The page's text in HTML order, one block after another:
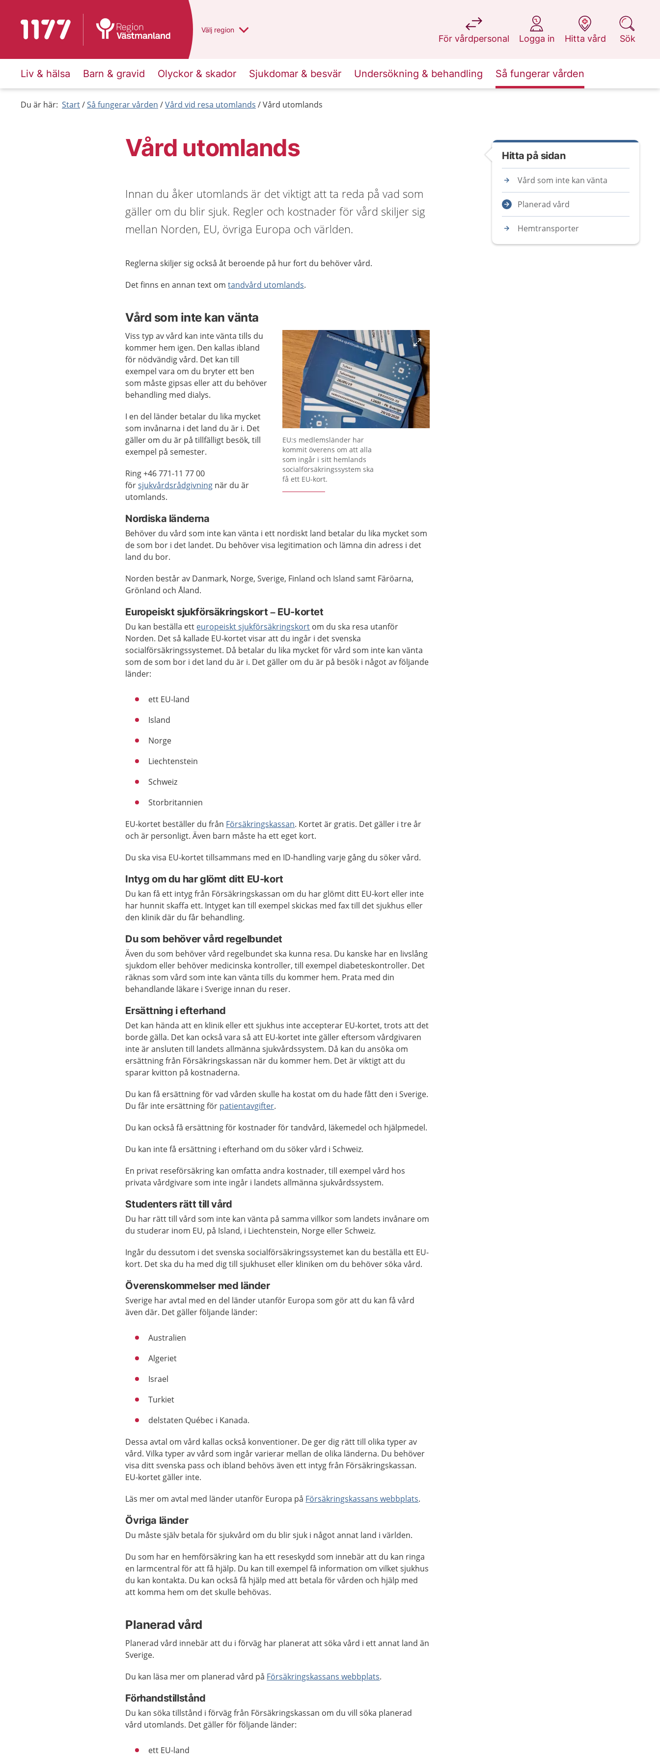
Till startsidan för 1177 Du har valt region
Välj en annan
region
För vårdpersonal
på 1177.se
Logga in
på 1177.se
Hitta vård
på 1177.se
Sök
på 1177.se
Liv & hälsa Barn & gravid Olyckor & skador Sjukdomar & besvär Undersökning & behandling Så fungerar vården
Du är här: Start Så fungerar vården Vård vid resa utomlands Vård utomlands
Vård utomlands
Innan du åker utomlands är det viktigt att ta reda på vad som
gäller om du blir sjuk. Regler och kostnader för vård skiljer sig
mellan Norden, EU, övriga Europa och världen.
Reglerna skiljer sig också åt beroende på hur fort du behöver vård.
Det finns en annan text omtandvård utomlands.
Vård som inte kan vänta
Förstora bilden
EU:s medlemsländer har
kommit överens om att alla
som ingår i sitt hemlands
socialförsäkringssystem ska
få ett EU-kort.
Viss typ av vård kan inte vänta tills du
kommer hem igen. Den kallas ibland
för nödvändig vård. Det kan till
exempel vara om du bryter ett ben
som måste gipsas eller att du behöver
behandling med dialys.
I en del länder betalar du lika mycket
som invånarna i det land du är i. Det
gäller om du är på tillfälligt besök, till
exempel på semester.
Ring +46 771-11 77 00
försjukvårdsrådgivning när du är
utomlands.
Nordiska länderna
Behöver du vård som inte kan vänta i ett nordiskt land betalar du lika mycket som
de som bor i det landet. Du behöver visa legitimation och lämna din adress i det
land du bor.
Norden består av Danmark, Norge, Sverige, Finland och Island samt Färöarna,
Grönland och Åland.
Europeiskt sjukförsäkringskort – EU-kortet
Du kan beställa ett europeiskt sjukförsäkringskort om du ska resa utanför
Norden. Det så kallade EU-kortet visar att du ingår i det svenska
socialförsäkringssystemet. Då betalar du lika mycket för vård som inte kan vänta
som de som bor i det land du är i. Det gäller om du är på besök i något av följande
länder:
ett EU-land
Island
Norge
Liechtenstein
Schweiz
Storbritannien
EU-kortet beställer du från Försäkringskassan. Kortet är gratis. Det gäller i tre år
och är personligt. Även barn måste ha ett eget kort.
Du ska visa EU-kortet tillsammans med en ID-handling varje gång du söker vård.
Intyg om du har glömt ditt EU-kort
Du kan få ett intyg från Försäkringskassan om du har glömt ditt EU-kort eller inte
har hunnit skaffa ett. Intyget kan till exempel skickas med fax till det sjukhus eller
den klinik där du får behandling.
Du som behöver vård regelbundet
Även du som behöver vård regelbundet ska kunna resa. Du kanske har en livslång
sjukdom eller behöver medicinska kontroller, till exempel diabeteskontroller. Det
räknas som vård som inte kan vänta tills du kommer hem. Prata med din
behandlande läkare i Sverige innan du reser.
Ersättning i efterhand
Det kan hända att en klinik eller ett sjukhus inte accepterar EU-kortet, trots att det
borde gälla. Det kan också vara så att EU-kortet inte gäller eftersom vårdgivaren
inte är ansluten till landets allmänna sjukvårdssystem. Då kan du ansöka om
ersättning från Försäkringskassan när du kommer hem. Det är viktigt att du
sparar kvitton på kostnaderna.
Du kan få ersättning för vad vården skulle ha kostat om du hade fått den i Sverige.
Du får inte ersättning för patientavgifter.
Du kan också få ersättning för kostnader för tandvård, läkemedel och hjälpmedel.
Du kan inte få ersättning i efterhand om du söker vård i Schweiz.
En privat reseförsäkring kan omfatta andra kostnader, till exempel vård hos
privata vårdgivare som inte ingår i landets allmänna sjukvårdssystem.
Studenters rätt till vård
Du har rätt till vård som inte kan vänta på samma villkor som landets invånare om
du studerar inom EU, på Island, i Liechtenstein, Norge eller Schweiz.
Ingår du dessutom i det svenska socialförsäkringssystemet kan du beställa ett EU-
kort. Det ska du ha med dig till sjukhuset eller kliniken om du behöver söka vård.
Överenskommelser med länder
Sverige har avtal med en del länder utanför Europa som gör att du kan få vård
även där. Det gäller följande länder:
Australien
Algeriet
Israel
Turkiet
delstaten Québec i Kanada.
Dessa avtal om vård kallas också konventioner. De ger dig rätt till olika typer av
vård. Vilka typer av vård som ingår varierar mellan de olika länderna. Du behöver
visa ditt svenska pass och ibland behövs även ett intyg från Försäkringskassan.
EU-kortet gäller inte.
Läs mer om avtal med länder utanför Europa på Försäkringskassans webbplats.
Övriga länder
Du måste själv betala för sjukvård om du blir sjuk i något annat land i världen.
Du som har en hemförsäkring kan ha ett reseskydd som innebär att du kan ringa
en larmcentral för att få hjälp. Du kan till exempel få information om vilket sjukhus
du kan kontakta. Du kan också få hjälp med att betala för vården och hjälp med
att komma hem om det skulle behövas.
Planerad vård
Planerad vård innebär att du i förväg har planerat att söka vård i ett annat land än
Sverige.
Du kan läsa mer om planerad vård på Försäkringskassans webbplats.
Förhandstillstånd
Du kan söka tillstånd i förväg från Försäkringskassan om du vill söka planerad
vård utomlands. Det gäller för följande länder:
ett EU-land
Hitta på sidan
Vård som inte kan vänta
Planerad vård
Hemtransporter